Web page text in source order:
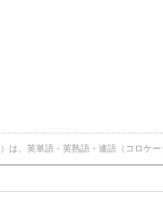
は、英単語・英熟語・連語（コロケ